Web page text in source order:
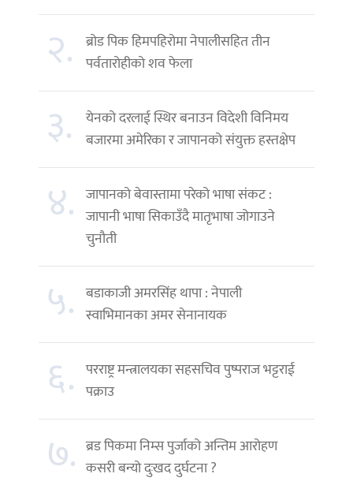
२. ब्रोड पिक हिमपहिरोमा नेपालीसहित तीन
पर्वतारोहीको शव फेला
३.
येनको दरलाई स्थिर बनाउन विदेशी विनिमय
बजारमा अमेरिका र जापानको संयुक्त हस्तक्षेप
४. जापानको बेवास्तामा परेको भाषा संकट :
जापानी भाषा सिकाउँदै मातृभाषा जोगाउने
चुनौती
५. बडाकाजी अमरसिंह थापा : नेपाली
स्वाभिमानका अमर सेनानायक
६. परराष्ट्र मन्त्रालयका सहसचिव पुष्पराज भट्टराई
पक्राउ
७. ब्रड पिकमा निम्स पुर्जाको अन्तिम आरोहण
कसरी बन्यो दुःखद दुर्घटना ?